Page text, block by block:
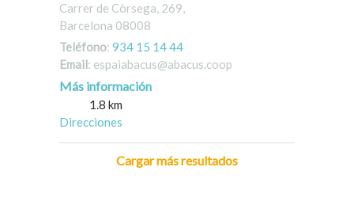
Carrer de Còrsega, 269,
Barcelona 08008
Teléfono:934 15 14 44
Email: espaiabacus@abacus.coop
Más información
1.8 km
Direcciones
Cargar más resultados